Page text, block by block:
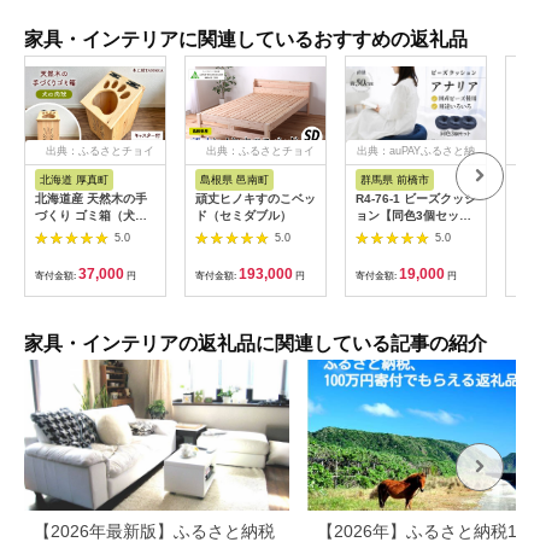
家具・インテリアに関連しているおすすめの返礼品
出典：ふるさとチョイ
ス
北海道 厚真町
北海道産 天然木の手
づくり ゴミ箱（犬の
肉球）《厚真町》【木
工房TANAKA】 ごみ
箱 ゴミ箱 木製 天然木
日用品 雑貨 犬 北海道
ハンドメイド インテ
37000円
5.0
寄付金額: 37,000 円
出典：ふるさとチョイ
ス
島根県 邑南町
頑丈ヒノキすのこベッ
ド（セミダブル）
5.0
寄付金額: 193,000 円
出典：auPAYふるさと納
群馬県 前橋市
R4-76-1 ビーズクッシ
ョン【同色3個セッ
ト】アナリア（大ビー
ズ）【ブラウン】｜ビ
ーズ 大ビーズ クッシ
ョン 枕 まくら 背あて
足置き お昼寝枕 腰当
気持ちいい しっとり
ふわふわ リラックス
座り心地 体圧分散 妊
婦 子ども ソファ 座い
す のびのび 快適 ふん
わり 疲れない 体圧分
散
5.0
寄付金額: 19,000 円
家具・インテリアの返礼品に関連している記事の紹介
【2026年最新版】ふるさと納税
【2026年】ふるさと納税